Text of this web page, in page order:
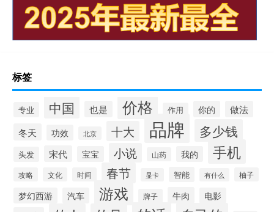
标签
专业 中国 也是 价格 作用 你的 做法
冬天 功效 北京 十大 品牌 多少钱
头发 宋代 宝宝 小说 山药 我的 手机
攻略 文化 时间 春节 显卡 智能 有什么 柚子
梦幻西游 汽车 游戏 牌子 牛肉 电影